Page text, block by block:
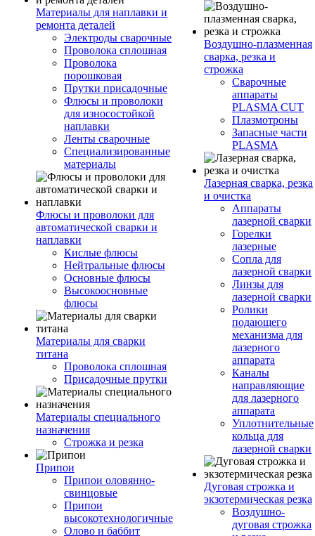
Материалы для наплавки и
ремонта деталей
Электроды сварочные
Проволока сплошная
Проволока
порошковая
Прутки присадочные
Флюсы и проволоки
для износостойкой
наплавки
Ленты сварочные
Специализированные
материалы
Флюсы и проволоки для
автоматической сварки и
наплавки
Кислые флюсы
Нейтральные флюсы
Основные флюсы
Высокоосновные
флюсы
Материалы для сварки
титана
Проволока сплошная
Присадочные прутки
Материалы специального
назначения
Строжка и резка
Припои
Припои оловянно-
свинцовые
Припои
высокотехнологичные
Олово и баббит
Воздушно-плазменная
сварка, резка и
строжка
Сварочные
аппараты
PLASMA CUT
Плазмотроны
Запасные части
PLASMA
Лазерная сварка, резка
и очистка
Аппараты
лазерной сварки
Горелки
лазерные
Сопла для
лазерной сварки
Линзы для
лазерной сварки
Ролики
подающего
механизма для
лазерного
аппарата
Каналы
направляющие
для лазерного
аппарата
Уплотнительные
кольца для
лазерной сварки
Дуговая строжка и
экзотермическая резка
Воздушно-
дуговая строжка